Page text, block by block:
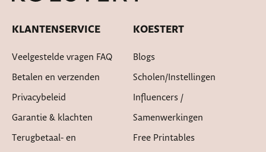
KLANTENSERVICE
Veelgestelde vragen FAQ
Betalen en verzenden
Privacybeleid
Garantie & klachten
Terugbetaal- en
KOESTERT
Blogs
Scholen/instellingen
Influencers /
Samenwerkingen
Free Printables